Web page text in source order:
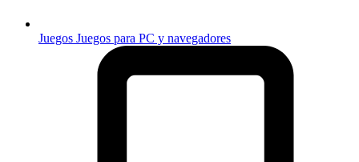
Juegos Juegos para PC y navegadores